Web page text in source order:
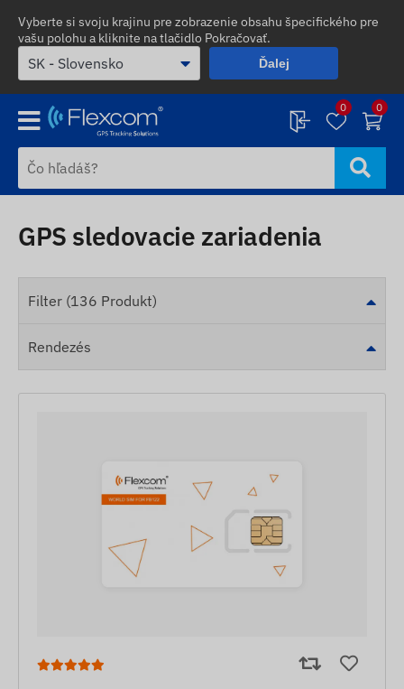
Vyberte si svoju krajinu pre zobrazenie obsahu špecifického pre
vašu polohu a kliknite na tlačidlo Pokračovať.
Ďalej
0 0
GPS sledovacie zariadenia
Filter (136 Produkt)
Rendezés